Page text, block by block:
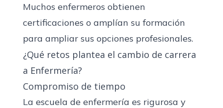
Muchos enfermeros obtienen
certificaciones o amplían su formación
para ampliar sus opciones profesionales.
¿Qué retos plantea el cambio de carrera
a Enfermería?
Compromiso de tiempo
La escuela de enfermería es rigurosa y